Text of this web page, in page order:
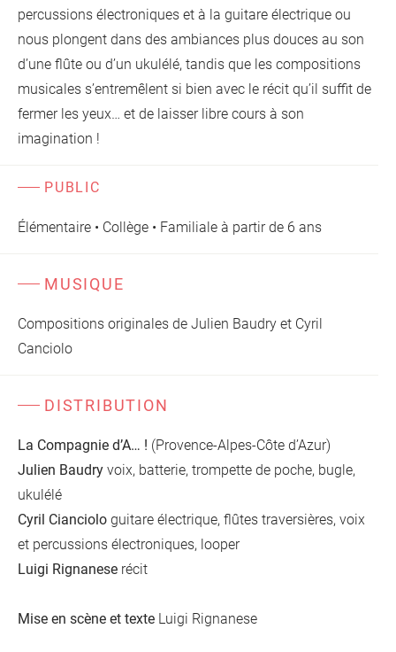
percussions électroniques et à la guitare électrique ou
nous plongent dans des ambiances plus douces au son
d’une flûte ou d’un ukulélé, tandis que les compositions
musicales s’entremêlent si bien avec le récit qu’il suffit de
fermer les yeux… et de laisser libre cours à son
imagination !
PUBLIC
Élémentaire • Collège • Familiale à partir de 6 ans
MUSIQUE
Compositions originales de Julien Baudry et Cyril
Canciolo
DISTRIBUTION
La Compagnie d’A… ! (Provence-Alpes-Côte d’Azur)
Julien Baudry voix, batterie, trompette de poche, bugle,
ukulélé
Cyril Cianciolo guitare électrique, flûtes traversières, voix
et percussions électroniques, looper
Luigi Rignanese récit
Mise en scène et texte Luigi Rignanese